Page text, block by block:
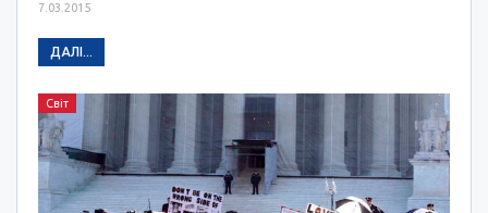
7.03.2015
ДАЛІ...
Світ